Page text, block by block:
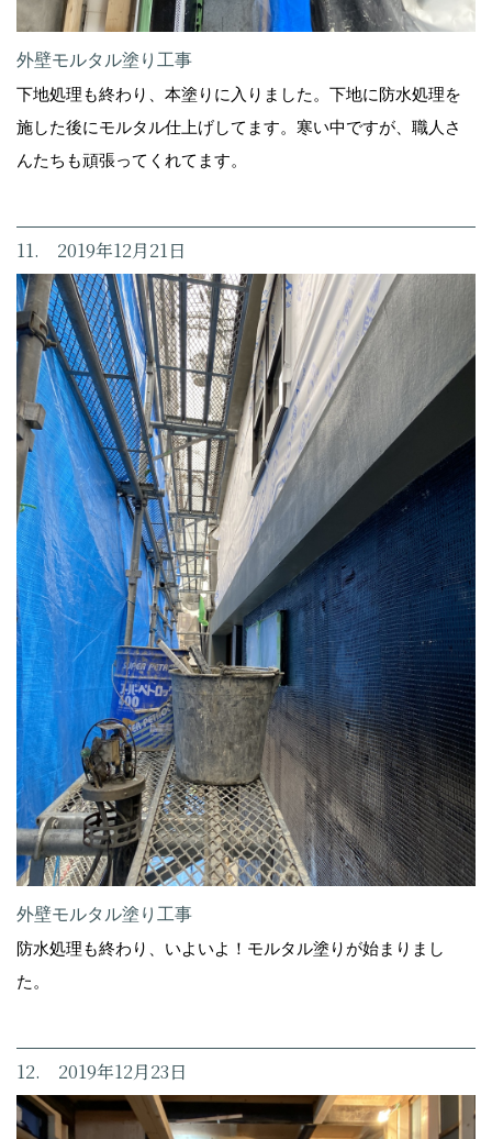
外壁モルタル塗り工事
下地処理も終わり、本塗りに入りました。下地に防水処理を
施した後にモルタル仕上げしてます。寒い中ですが、職人さ
んたちも頑張ってくれてます。
11. 2019年12月21日
外壁モルタル塗り工事
防水処理も終わり、いよいよ！モルタル塗りが始まりまし
た。
12. 2019年12月23日